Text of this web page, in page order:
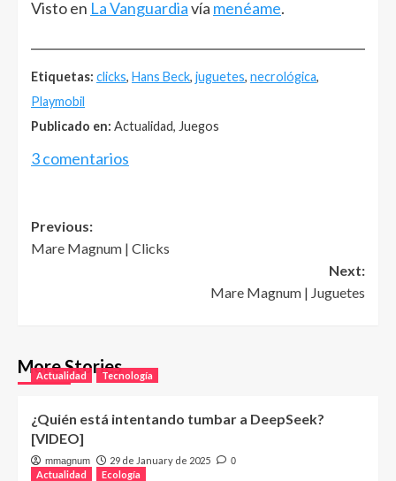
Visto en La Vanguardiavía menéame.
Etiquetas: clicks, Hans Beck, juguetes, necrológica,
Playmobil
Publicado en: Actualidad, Juegos
3 comentarios
Post
navigation
Previous:
Mare Magnum | Clicks
Next:
Mare Magnum | Juguetes
More Stories
Actualidad Tecnología
¿Quién está intentando tumbar a DeepSeek?
[VIDEO]
mmagnum 29 de January de 2025 0
Actualidad Ecología